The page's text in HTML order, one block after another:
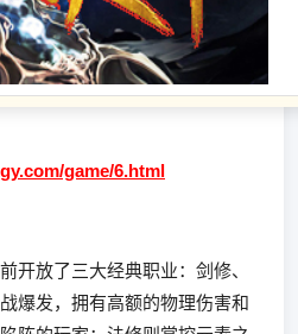
game/6.html
开放了三大经典职业：剑修、
爆发，拥有高额的物理伤害和